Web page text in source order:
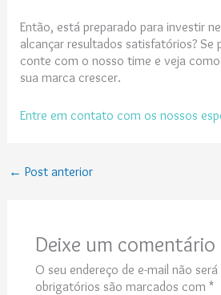
Então, está preparado para investir
alcançar resultados satisfatórios? Se
conte com o nosso time e veja
sua marca crescer.
Entre em contato com os nossos
← Post anterior
Deixe um comentário
O seu endereço de e-mail não
obrigatórios são marcados com *